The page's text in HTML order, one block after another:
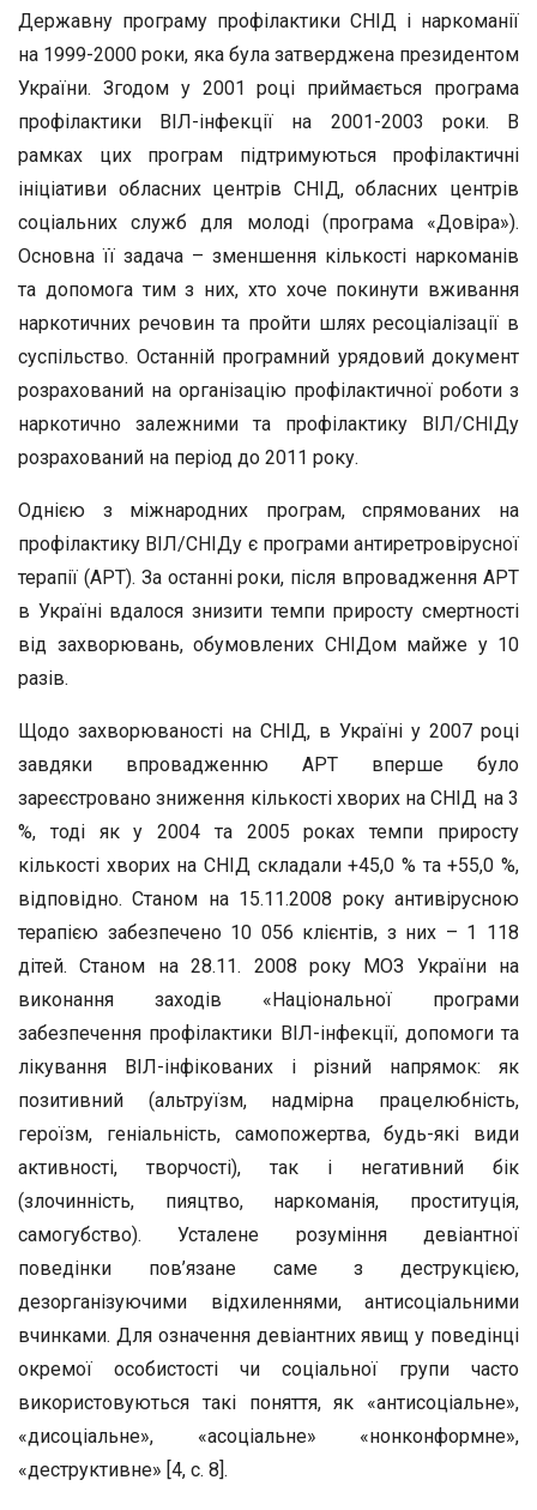
Державну програму профілактики СНІД і наркоманії
на 1999-2000 роки, яка була затверджена президентом
України. Згодом у 2001 році приймається програма
профілактики ВІЛ-інфекції на 2001-2003 роки. В
рамках цих програм підтримуються профілактичні
ініціативи обласних центрів СНІД, обласних центрів
соціальних служб для молоді (програма «Довіра»).
Основна її задача – зменшення кількості наркоманів
та допомога тим з них, хто хоче покинути вживання
наркотичних речовин та пройти шлях ресоціалізації в
суспільство. Останній програмний урядовий документ
розрахований на організацію профілактичної роботи з
наркотично залежними та профілактику ВІЛ/СНІДу
розрахований на період до 2011 року.
Однією з міжнародних програм, спрямованих на
профілактику ВІЛ/СНІДу є програми антиретровірусної
терапії (APT). За останні роки, після впровадження APT
в Україні вдалося знизити темпи приросту смертності
від захворювань, обумовлених СНІДом майже у 10
разів.
Щодо захворюваності на СНІД, в Україні у 2007 році
завдяки впровадженню APT вперше було
зареєстровано зниження кількості хворих на СНІД на 3
%, тоді як у 2004 та 2005 роках темпи приросту
кількості хворих на СНІД складали +45,0 % та +55,0 %,
відповідно. Станом на 15.11.2008 року антивірусною
терапією забезпечено 10 056 клієнтів, з них – 1 118
дітей. Станом на 28.11. 2008 року МОЗ України на
виконання заходів «Національної програми
забезпечення профілактики ВІЛ-інфекції, допомоги та
лікування ВІЛ-інфікованих і різний напрямок: як
позитивний (альтруїзм, надмірна працелюбність,
героїзм, геніальність, самопожертва, будь-які види
активності, творчості), так і негативний бік
(злочинність, пияцтво, наркоманія, проституція,
самогубство). Усталене розуміння девіантної
поведінки пов’язане саме з деструкцією,
дезорганізуючими відхиленнями, антисоціальними
вчинками. Для означення девіантних явищ у поведінці
окремої особистості чи соціальної групи часто
використовуються такі поняття, як «антисоціальне»,
«дисоціальне», «асоціальне» «нонконформне»,
«деструктивне» [4, с. 8].